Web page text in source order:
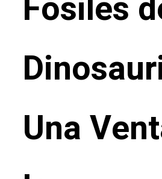
Una